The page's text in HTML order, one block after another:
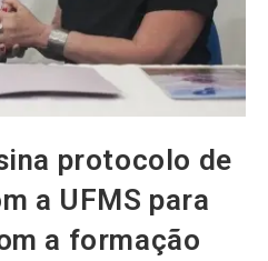
protocolo de
a UFMS para
a formação